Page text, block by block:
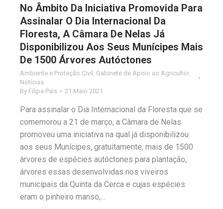
No Âmbito Da Iniciativa Promovida Para
Assinalar O Dia Internacional Da
Floresta, A Câmara De Nelas Já
Disponibilizou Aos Seus Munícipes Mais
De 1500 Árvores Autóctones
Ambiente e Proteção Civil Gabinete de Apoio ao Agricultor
Notícias
By Filipa Pais 21 Maio 2021
Para assinalar o Dia Internacional da Floresta que se
comemorou a 21 de março, a Câmara de Nelas
promoveu uma iniciativa na qual já disponibilizou
aos seus Munícipes, gratuitamente, mais de 1500
árvores de espécies autóctones para plantação,
árvores essas desenvolvidas nos viveiros
municipais da Quinta da Cerca e cujas espécies
eram o pinheiro manso,…